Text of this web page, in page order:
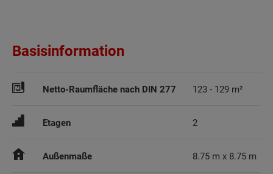
Basisinformation
Netto-Raumfläche nach DIN 277 123 - 129 m²
Etagen 2
Außenmaße 8.75 m x 8.75 m